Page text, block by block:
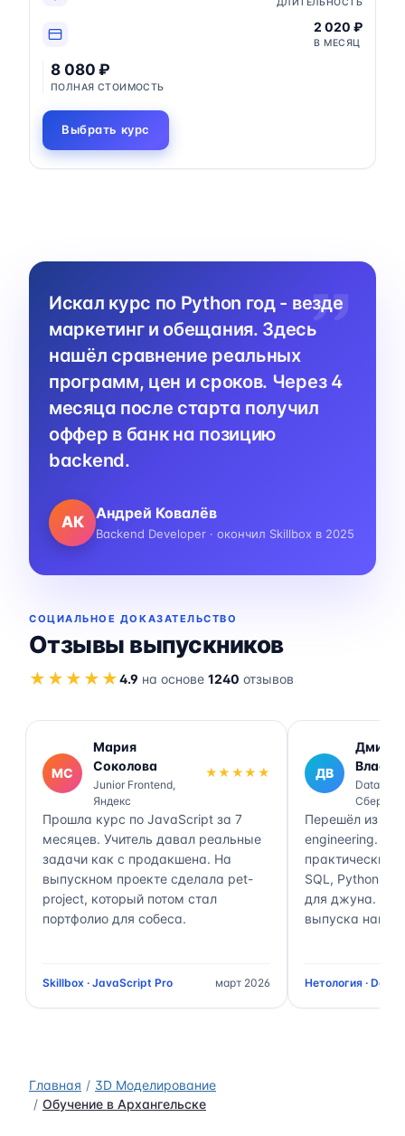
2 020 ₽
В МЕСЯЦ
8 080 ₽
ПОЛНАЯ СТОИМОСТЬ
Выбрать курс
Искал курс по Python год - везде
маркетинг и обещания. Здесь
нашёл сравнение реальных
программ, цен и сроков. Через 4
месяца после старта получил
оффер в банк на позицию
backend.
АК Андрей Ковалёв
Backend Developer · окончил Skillbox в 2025
СОЦИАЛЬНОЕ ДОКАЗАТЕЛЬСТВО
Отзывы выпускников
★★★★★4.9 на основе 1240 отзывов
МС
Мария
Соколова
Junior Frontend,
Яндекс
★★★★★
Прошла курс по JavaScript за 7
месяцев. Учитель давал реальные
задачи как с продакшена. На
выпускном проекте сделала pet-
project, который потом стал
портфолио для собеса.
Skillbox · JavaScript Pro март 2026
ДВ
Власов
Data
Сбер
Перешёл из
engineering.
практически
SQL, Python,
для джуна.
выпуска нашёл
Нетология · Data
Главная
3D Моделирование
Обучение в Архангельске